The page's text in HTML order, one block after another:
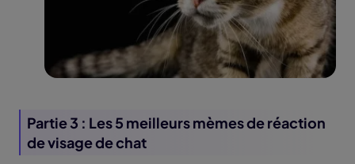
Partie 3 : Les 5 meilleurs mèmes de réaction
de visage de chat